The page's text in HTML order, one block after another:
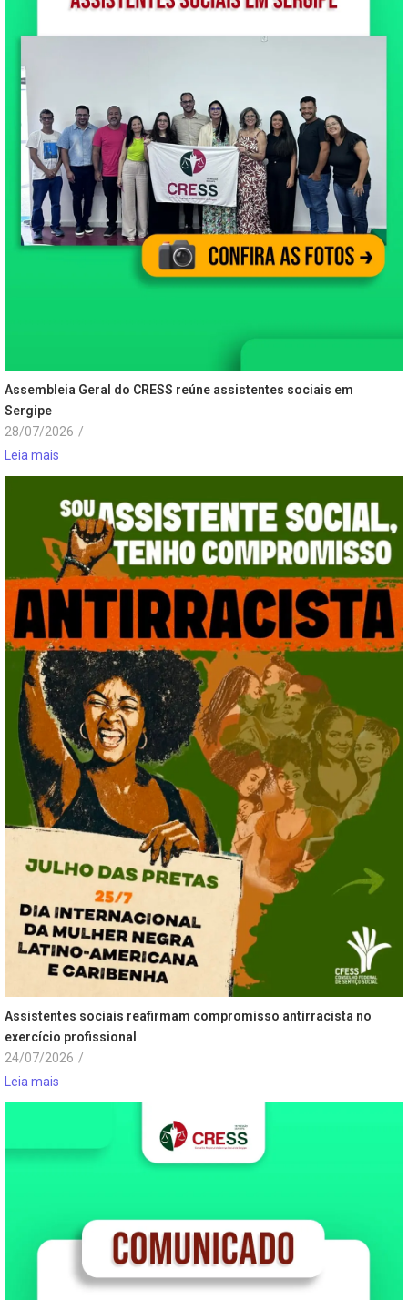
Assembleia Geral do CRESS reúne assistentes sociais em
Sergipe
28/07/2026 /
Leia mais
Assistentes sociais reafirmam compromisso antirracista no
exercício profissional
24/07/2026 /
Leia mais